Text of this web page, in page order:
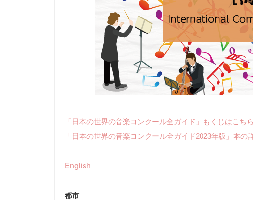
「日本の世界の音楽コンクール全ガイド」もくじはこちら
「日本の世界の音楽コンクール全ガイド2023年版」本の
English
都市